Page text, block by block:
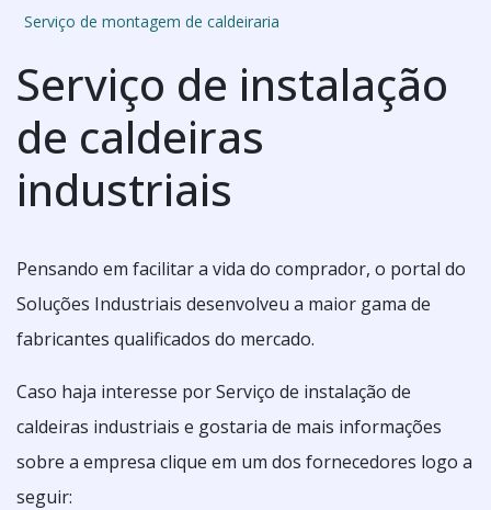
Serviço de montagem de caldeiraria
Serviço de instalação
de caldeiras
industriais
Pensando em facilitar a vida do comprador, o portal do
Soluções Industriais desenvolveu a maior gama de
fabricantes qualificados do mercado.
Caso haja interesse por Serviço de instalação de
caldeiras industriais e gostaria de mais informações
sobre a empresa clique em um dos fornecedores logo a
seguir: